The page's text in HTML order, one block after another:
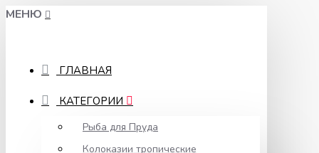
МЕНЮ
ГЛАВНАЯ
КАТЕГОРИИ
Рыба для Пруда
Колоказии тропические